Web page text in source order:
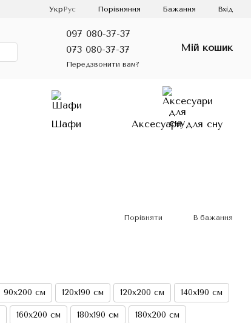
Укр Рус Порівняння Бажання Вхід
097 080-37-37
073 080-37-37
Передзвонити вам?
Мій кошик
Шафи Аксесуари для сну
Порівняти В бажання
90х200 см 120х190 см 120х200 см 140х190 см
160х200 см 180х190 см 180х200 см